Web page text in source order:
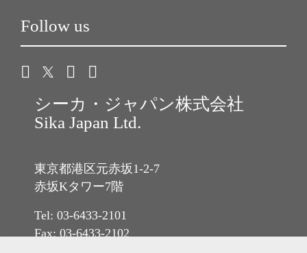
Follow us
シーカ・ジャパン株式会社
Sika Japan Ltd.
東京都港区元赤坂1-2-7
赤坂Kタワー7階
Tel: 03-6433-2101
Fax: 03-6433-2102